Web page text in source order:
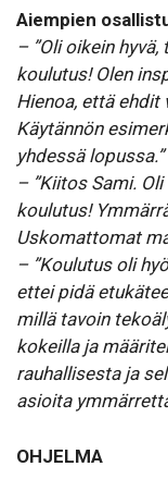
Aiempien
– ”Oli oikein
koulutus! Olen
Hienoa, että ehdit
Käytännön
yhdessä lopussa.”
– ”Kiitos Sami.
koulutus!
Uskomattomat
– ”Koulutus oli
ettei pidä
millä tavoin
kokeilla ja
rauhallisesta ja
asioita
OHJELMA